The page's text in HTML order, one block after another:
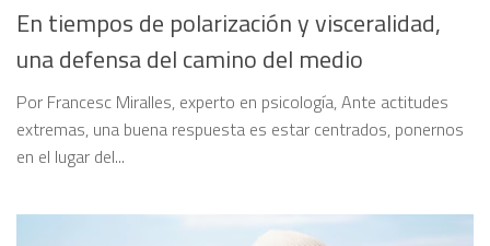
En tiempos de polarización y visceralidad,
una defensa del camino del medio
Por Francesc Miralles, experto en psicología, Ante actitudes
extremas, una buena respuesta es estar centrados, ponernos
en el lugar del...